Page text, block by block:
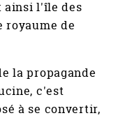
ainsi l'île des
royaume de
la propagande
c'est
à se convertir,